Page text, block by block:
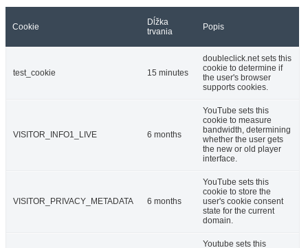
Cookie
Dĺžka
trvania
Popis
test_cookie 15 minutes
doubleclick.net sets this
cookie to determine if
the user's browser
supports cookies.
VISITOR_INFO1_LIVE 6 months
YouTube sets this
cookie to measure
bandwidth, determining
whether the user gets
the new or old player
interface.
VISITOR_PRIVACY_METADATA 6 months
YouTube sets this
cookie to store the
user's cookie consent
state for the current
domain.
Youtube sets this